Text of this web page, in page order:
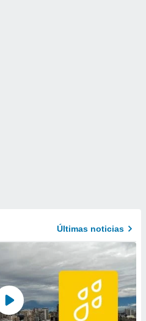
Últimas noticias